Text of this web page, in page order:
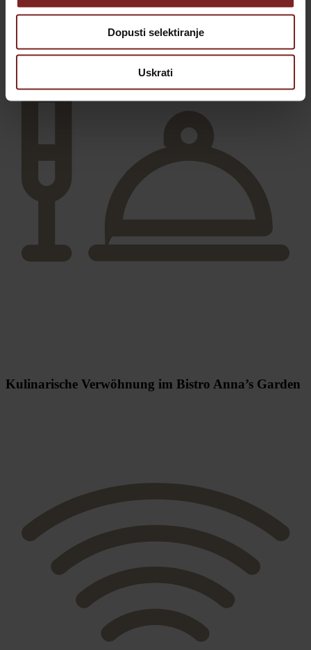
Dopusti selektiranje
Uskrati
Kulinarische Verwöhnung im Bistro Anna’s Garden